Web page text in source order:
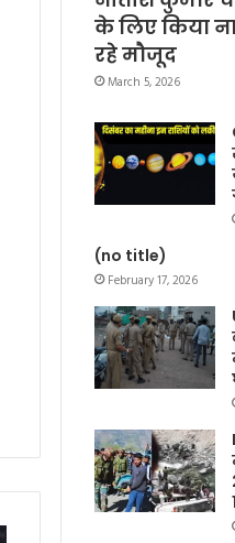
के लिए किया
रहे मौजूद
March 5, 2026
(no title)
February 17, 2026